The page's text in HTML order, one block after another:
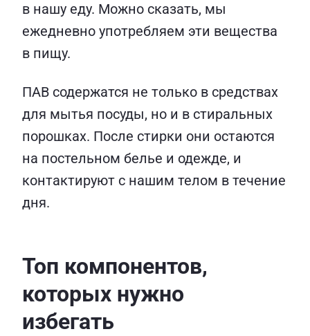
в нашу еду. Можно сказать, мы
ежедневно употребляем эти вещества
в пищу.
ПАВ содержатся не только в средствах
для мытья посуды, но и в стиральных
порошках. После стирки они остаются
на постельном белье и одежде, и
контактируют с нашим телом в течение
дня.
Топ компонентов,
которых нужно
избегать